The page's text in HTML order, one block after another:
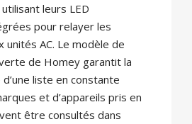
leurs LED
pour relayer les
unités AC. Le modèle de
de Homey garantit la
liste en constante
et d’appareils pris en
être consultés dans